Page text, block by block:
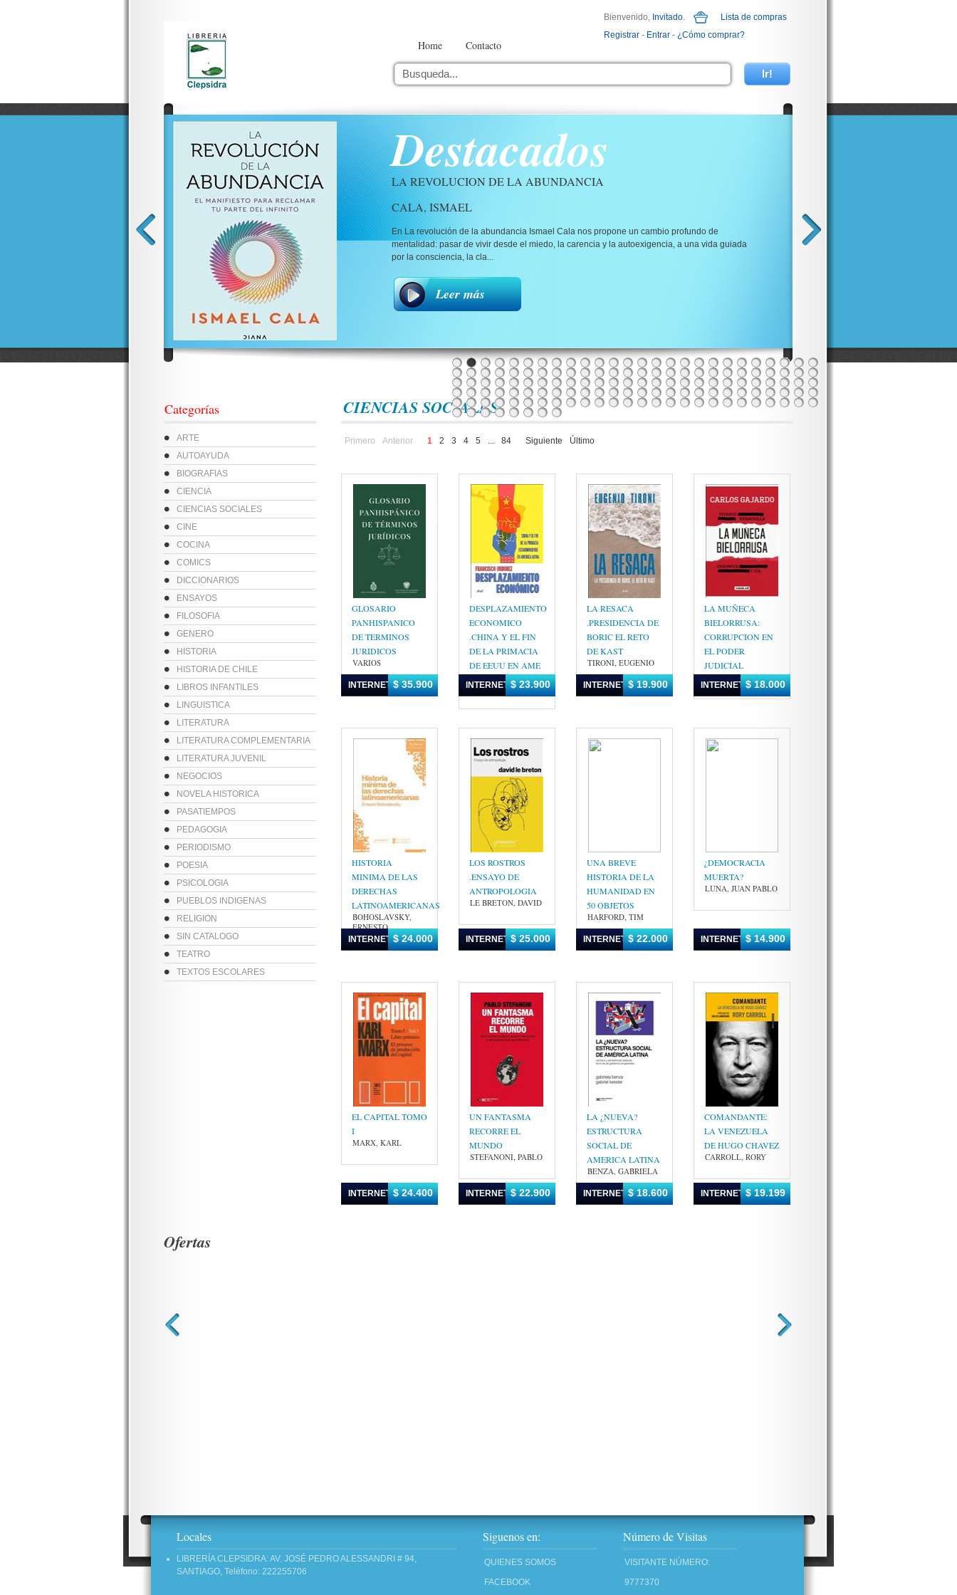
Home Contacto
Bienvenido, Invitado.
Lista de compras
Registrar - Entrar - ¿Cómo comprar?
Destacados
LA REVOLUCION DE LA ABUNDANCIA
CALA, ISMAEL
En La revolución de la abundancia Ismael Cala nos propone un cambio profundo de
mentalidad: pasar de vivir desde el miedo, la carencia y la autoexigencia, a una vida guiada
por la consciencia, la cla...
Leer más
Categorías
ARTE
AUTOAYUDA
BIOGRAFIAS
CIENCIA
CIENCIAS SOCIALES
CINE
COCINA
COMICS
DICCIONARIOS
ENSAYOS
FILOSOFIA
GENERO
HISTORIA
HISTORIA DE CHILE
LIBROS INFANTILES
LINGUISTICA
LITERATURA
LITERATURA COMPLEMENTARIA
LITERATURA JUVENIL
NEGOCIOS
NOVELA HISTORICA
PASATIEMPOS
PEDAGOGIA
PERIODISMO
POESIA
PSICOLOGIA
PUEBLOS INDIGENAS
RELIGION
SIN CATALOGO
TEATRO
TEXTOS ESCOLARES
CIENCIAS SOCIALES
Primero Anterior 1 2 3 4 5 ... 84 Siguiente Último
GLOSARIO
PANHISPANICO
DE TERMINOS
JURIDICOS
VARIOS
INTERNET $ 35.900
DESPLAZAMIENTO
ECONOMICO
.CHINA Y EL FIN
DE LA PRIMACIA
DE EEUU EN AME
URDINEZ,
FRANCISCO
INTERNET $ 23.900
LA RESACA
.PRESIDENCIA DE
BORIC EL RETO
DE KAST
TIRONI, EUGENIO
INTERNET $ 19.900
LA MUÑECA
BIELORRUSA:
CORRUPCION EN
EL PODER
JUDICIAL
GAJARDO, CARLOS
INTERNET $ 18.000
HISTORIA
MINIMA DE LAS
DERECHAS
LATINOAMERICANAS
BOHOSLAVSKY,
ERNESTO
INTERNET $ 24.000
LOS ROSTROS
.ENSAYO DE
ANTROPOLOGIA
LE BRETON, DAVID
INTERNET $ 25.000
UNA BREVE
HISTORIA DE LA
HUMANIDAD EN
50 OBJETOS
HARFORD, TIM
INTERNET $ 22.000
¿DEMOCRACIA
MUERTA?
LUNA, JUAN PABLO
INTERNET $ 14.900
EL CAPITAL TOMO
I
MARX, KARL
INTERNET $ 24.400
UN FANTASMA
RECORRE EL
MUNDO
STEFANONI, PABLO
INTERNET $ 22.900
LA ¿NUEVA?
ESTRUCTURA
SOCIAL DE
AMERICA LATINA
BENZA, GABRIELA
INTERNET $ 18.600
COMANDANTE:
LA VENEZUELA
DE HUGO CHAVEZ
CARROLL, RORY
INTERNET $ 19.199
Ofertas
Locales
LIBRERÍA CLEPSIDRA: AV. JOSÉ PEDRO ALESSANDRI # 94,
SANTIAGO, Teléfono: 222255706
Siguenos en:
QUIENES SOMOS
FACEBOOK
Número de Visitas
VISITANTE NÚMERO:
9777370